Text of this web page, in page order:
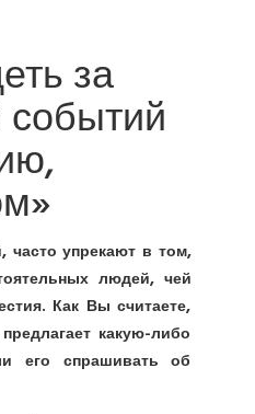
за
часто упрекают в том,
людей, чей
Как Вы считаете,
какую-либо
его спрашивать об